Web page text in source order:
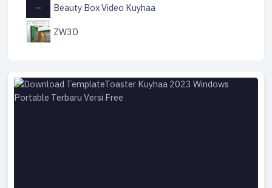
Beauty Box Video Kuyhaa
ZW3D